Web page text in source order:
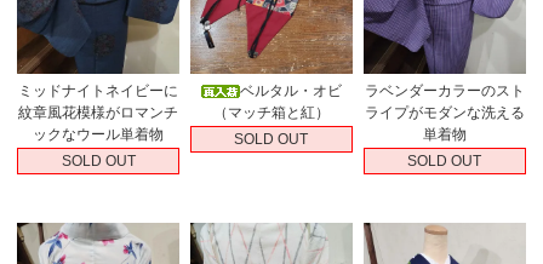
ミッドナイトネイビーに
紋章風花模様がロマンチ
ックなウール単着物
SOLD OUT
ベルタル・オビ
（マッチ箱と紅）
SOLD OUT
ラベンダーカラーのスト
ライプがモダンな洗える
単着物
SOLD OUT